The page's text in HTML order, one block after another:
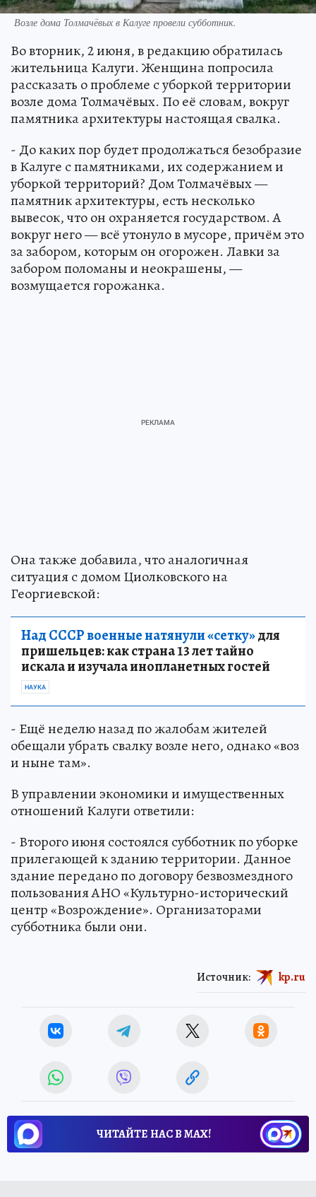
Возле дома Толмачёвых в Калуге провели субботник.
Во вторник, 2 июня, в редакцию обратилась
жительница Калуги. Женщина попросила
рассказать о проблеме с уборкой территории
возле дома Толмачёвых. По её словам, вокруг
памятника архитектуры настоящая свалка.
- До каких пор будет продолжаться безобразие
в Калуге с памятниками, их содержанием и
уборкой территорий? Дом Толмачёвых —
памятник архитектуры, есть несколько
вывесок, что он охраняется государством. А
вокруг него — всё утонуло в мусоре, причём это
за забором, которым он огорожен. Лавки за
забором поломаны и неокрашены, —
возмущается горожанка.
Она также добавила, что аналогичная
ситуация с домом Циолковского на
Георгиевской:
Над СССР военные натянули «сетку»для
пришельцев: как страна 13 лет тайно
искала и изучала инопланетных гостей
НАУКА
- Ещё неделю назад по жалобам жителей
обещали убрать свалку возле него, однако «воз
и ныне там».
В управлении экономики и имущественных
отношений Калуги ответили:
- Второго июня состоялся субботник по уборке
прилегающей к зданию территории. Данное
здание передано по договору безвозмездного
пользования АНО «Культурно-исторический
центр «Возрождение». Организаторами
субботника были они.
Источник: kp.ru
ЧИТАЙТЕ НАС В МАХ!